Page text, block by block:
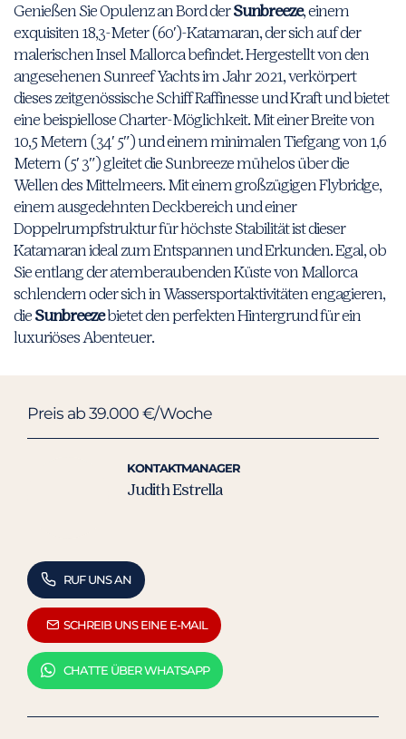
Genießen Sie Opulenz an Bord derSunbreeze, einem
exquisiten 18,3-Meter (60′)-Katamaran, der sich auf der
malerischen Insel Mallorca befindet. Hergestellt von den
angesehenen Sunreef Yachts im Jahr 2021, verkörpert
dieses zeitgenössische Schiff Raffinesse und Kraft und bietet
eine beispiellose Charter-Möglichkeit. Mit einer Breite von
10,5 Metern (34′ 5″) und einem minimalen Tiefgang von 1,6
Metern (5′ 3″) gleitet die Sunbreeze mühelos über die
Wellen des Mittelmeers. Mit einem großzügigen Flybridge,
einem ausgedehnten Deckbereich und einer
Doppelrumpfstruktur für höchste Stabilität ist dieser
Katamaran ideal zum Entspannen und Erkunden. Egal, ob
Sie entlang der atemberaubenden Küste von Mallorca
schlendern oder sich in Wassersportaktivitäten engagieren,
dieSunbreezebietet den perfekten Hintergrund für ein
luxuriöses Abenteuer.
Preis ab 39.000 €/Woche
KONTAKTMANAGER
Judith Estrella
RUF UNS AN
SCHREIB UNS EINE E-MAIL
CHATTE ÜBER WHATSAPP